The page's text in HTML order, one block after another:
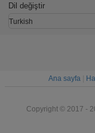
Dil değiştir
Turkish
Ana sayfa|
Copyright © 2017 -